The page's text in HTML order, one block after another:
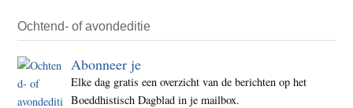
Ochtend- of avondeditie
Abonneer je
Elke dag gratis een overzicht van de berichten op het
Boeddhistisch Dagblad in je mailbox.